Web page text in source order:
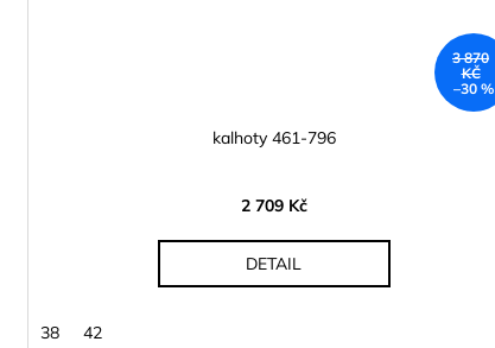
3 870
KČ
–30 %
kalhoty 461-796
2 709 Kč
DETAIL
38 42